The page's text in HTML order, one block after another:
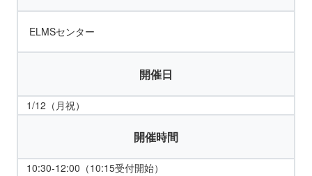
ELMSセンター
開催日
1/12（月祝）
開催時間
10:30-12:00（10:15受付開始）